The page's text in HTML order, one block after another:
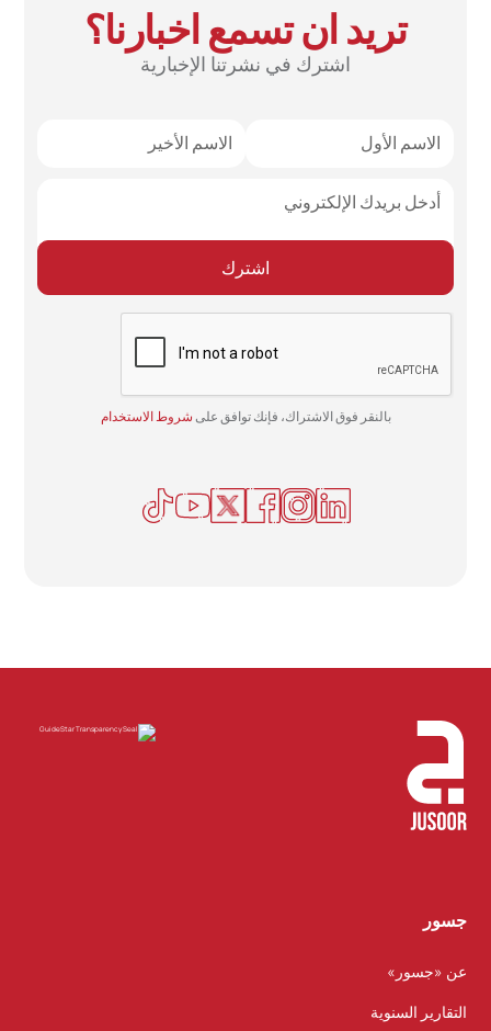
تريد ان تسمع اخبارنا؟
اشترك في نشرتنا الإخبارية
بالنقر فوق الاشتراك، فإنك توافق علىشروط الاستخدام
جسور
عن «جسور»
التقارير السنوية